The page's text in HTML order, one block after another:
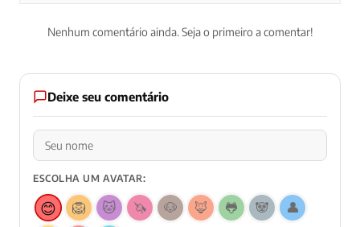
Nenhum comentário ainda. Seja o primeiro a comentar!
Deixe seu comentário
ESCOLHA UM AVATAR:
😊 🦁 🐱 🦄 🐶 🦊 🐸 🐼
👤